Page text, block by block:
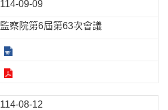
114-09-09
監察院第6屆第63次會議
114-08-12